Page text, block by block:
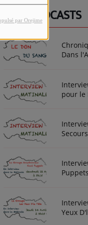
par Orejime
NOS PODCASTS
Dans
pour le
Yeux